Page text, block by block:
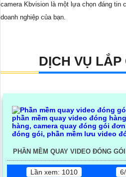
camera Kbvision là một lựa chọn đáng tin
doanh nghiệp của bạn.
DỊCH VỤ LẮP
PHẦN MỀM QUAY VIDEO ĐÓNG
Lần xem: 1010